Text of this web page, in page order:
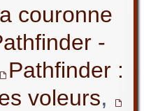
couronne
-
Pathfinder :
voleurs,